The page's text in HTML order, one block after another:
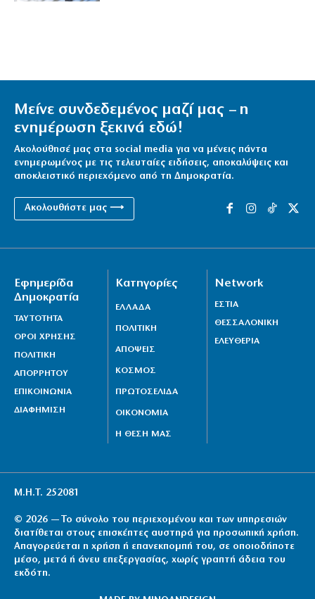
Μείνε συνδεδεμένος μαζί μας – η
ενημέρωση ξεκινά εδώ!
Ακολούθησέ μας στα social media για να μένεις πάντα
ενημερωμένος με τις τελευταίες ειδήσεις, αποκαλύψεις και
αποκλειστικό περιεχόμενο από τη Δημοκρατία.
Ακολουθήστε μας ⟶
Εφημερίδα
Δημοκρατία
ΤΑΥΤΟΤΗΤΑ
ΟΡΟΙ ΧΡΗΣΗΣ
ΠΟΛΙΤΙΚΗ
ΑΠΟΡΡΗΤΟΥ
ΕΠΙΚΟΙΝΩΝΙΑ
ΔΙΑΦΗΜΙΣΗ
Κατηγορίες
ΕΛΛΑΔΑ
ΠΟΛΙΤΙΚΗ
ΑΠΟΨΕΙΣ
ΚΟΣΜΟΣ
ΠΡΩΤΟΣΕΛΙΔΑ
ΟΙΚΟΝΟΜΙΑ
Η ΘΕΣΗ ΜΑΣ
Network
ΕΣΤΙΑ
ΘΕΣΣΑΛΟΝΙΚΗ
ΕΛΕΥΘΕΡΙΑ
Μ.Η.Τ. 252081
© 2026 — Το σύνολο του περιεχομένου και των υπηρεσιών
διατίθεται στους επισκέπτες αυστηρά για προσωπική χρήση.
Απαγορεύεται η χρήση ή επανεκπομπή του, σε οποιοδήποτε
μέσο, μετά ή άνευ επεξεργασίας, χωρίς γραπτή άδεια του
εκδότη.